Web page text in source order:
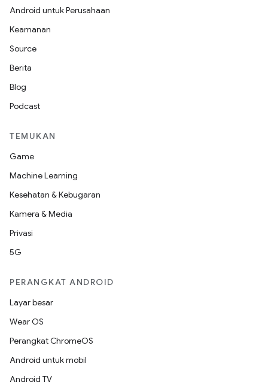
Android untuk Perusahaan
Keamanan
Source
Berita
Blog
Podcast
TEMUKAN
Game
Machine Learning
Kesehatan & Kebugaran
Kamera & Media
Privasi
5G
PERANGKAT ANDROID
Layar besar
Wear OS
Perangkat ChromeOS
Android untuk mobil
Android TV